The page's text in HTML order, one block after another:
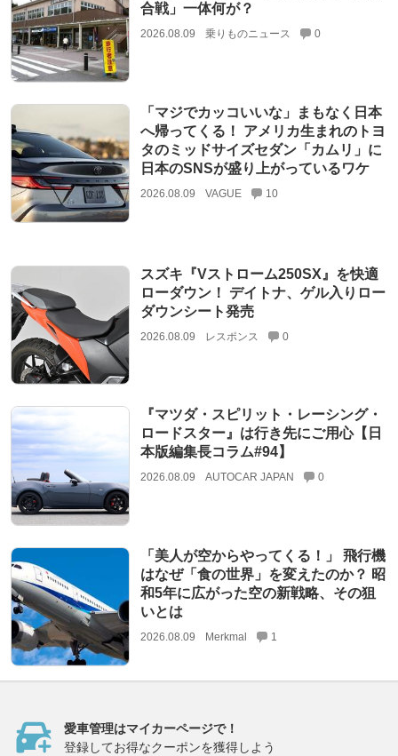
合戦」一体何が？
2026.08.09 乗りものニュース 0
「マジでカッコいいな」まもなく日本
へ帰ってくる！ アメリカ生まれのトヨ
タのミッドサイズセダン「カムリ」に
日本のSNSが盛り上がっているワケ
2026.08.09 VAGUE 10
スズキ『Vストローム250SX』を快適
ローダウン！ デイトナ、ゲル入りロー
ダウンシート発売
2026.08.09 レスポンス 0
『マツダ・スピリット・レーシング・
ロードスター』は行き先にご用心【日
本版編集長コラム#94】
2026.08.09 AUTOCAR JAPAN 0
「美人が空からやってくる！」 飛行機
はなぜ「食の世界」を変えたのか？ 昭
和5年に広がった空の新戦略、その狙
いとは
2026.08.09 Merkmal 1
愛車管理はマイカーページで！
登録してお得なクーポンを獲得しよう